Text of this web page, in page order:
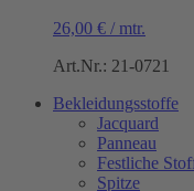
26,00 € / mtr.
Art.Nr.: 21-0721
Bekleidungsstoffe
Jacquard
Panneau
Festliche
Spitze